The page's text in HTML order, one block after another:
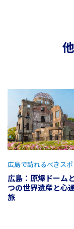
広島：原爆ドーム
つの世界遺産と心
旅
広島で訪れるべきスポ